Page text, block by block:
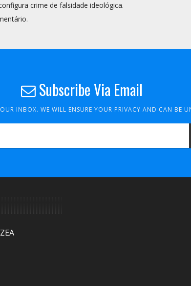
crime de falsidade ideológica.
Subscribe Via Email
INBOX. WE WILL ENSURE YOUR PRIVACY AND CAN BE